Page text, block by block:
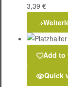
3,39 €
Add to
Quick